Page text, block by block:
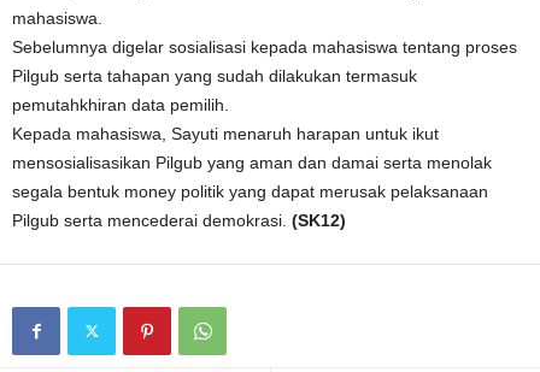
mahasiswa.
Sebelumnya digelar sosialisasi kepada mahasiswa tentang proses
Pilgub serta tahapan yang sudah dilakukan termasuk
pemutahkhiran data pemilih.
Kepada mahasiswa, Sayuti menaruh harapan untuk ikut
mensosialisasikan Pilgub yang aman dan damai serta menolak
segala bentuk money politik yang dapat merusak pelaksanaan
Pilgub serta mencederai demokrasi. (SK12)